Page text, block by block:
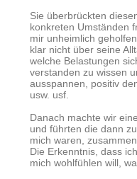
Sie überbrückten
konkreten Umständen
mir unheimlich
klar nicht über seine
welche Belastungen
verstanden zu wissen
ausspannen, positiv
usw. usf.
Danach machte wir
und führten die dann
mich waren,
Die Erkenntnis, dass
mich wohlfühlen will,